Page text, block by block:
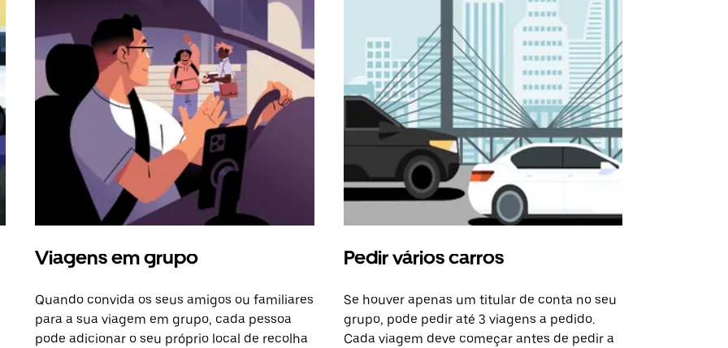
Viagens em grupo
Quando convida os seus amigos ou familiares
para a sua viagem em grupo, cada pessoa
pode adicionar o seu próprio local de recolha
Pedir vários carros
Se houver apenas um titular de conta no seu
grupo, pode pedir até 3 viagens a pedido.
Cada viagem deve começar antes de pedir a